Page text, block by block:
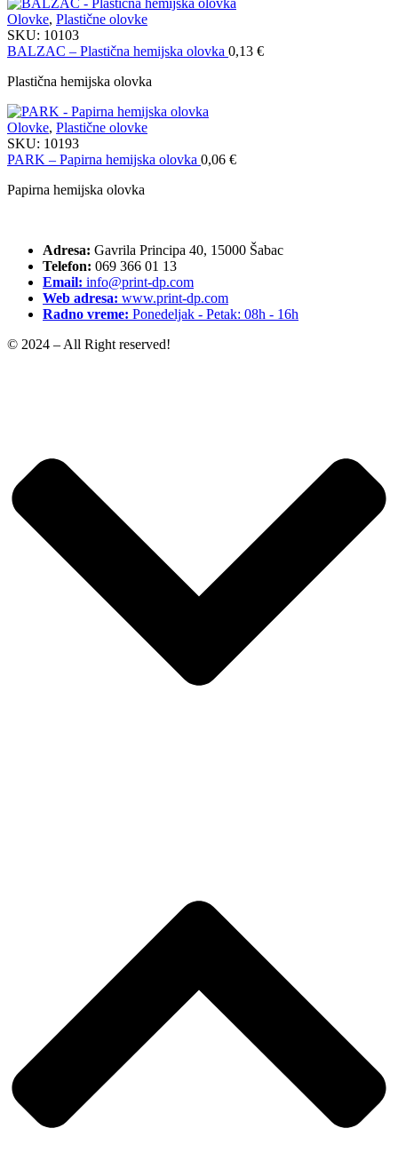
Olovke, Plastične olovke
SKU: 10103
BALZAC – Plastična hemijska olovka 0,13 €
Plastična hemijska olovka
Olovke, Plastične olovke
SKU: 10193
PARK – Papirna hemijska olovka 0,06 €
Papirna hemijska olovka
Adresa: Gavrila Principa 40, 15000 Šabac
Telefon: 069 366 01 13
Email: info@print-dp.com
Web adresa: www.print-dp.com
Radno vreme: Ponedeljak - Petak: 08h - 16h
© 2024 – All Right reserved!